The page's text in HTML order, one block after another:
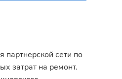
сети по
затрат на ремонт.